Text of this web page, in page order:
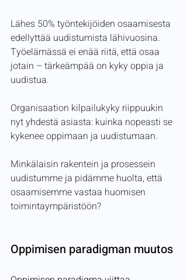
Lähes 50% työntekijöiden osaamisesta
edellyttää uudistumista lähivuosina.
Työelämässä ei enää riitä, että osaa
jotain – tärkeämpää on kyky oppia ja
uudistua.
Organisaation kilpailukyky riippuukin
nyt yhdestä asiasta: kuinka nopeasti se
kykenee oppimaan ja uudistumaan.
Minkälaisin rakentein ja prosessein
uudistumme ja pidämme huolta, että
osaamisemme vastaa huomisen
toimintaympäristöön?
Oppimisen paradigman muutos